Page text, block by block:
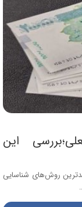
این
روش‌های شناسایی